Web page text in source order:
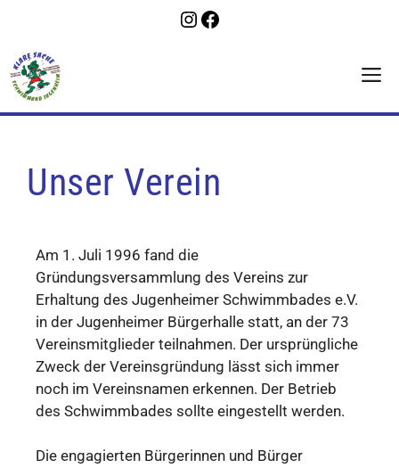
Unser Verein
Am 1. Juli 1996 fand die
Gründungsversammlung des Vereins zur
Erhaltung des Jugenheimer Schwimmbades e.V.
in der Jugenheimer Bürgerhalle statt, an der 73
Vereinsmitglieder teilnahmen. Der ursprüngliche
Zweck der Vereinsgründung lässt sich immer
noch im Vereinsnamen erkennen. Der Betrieb
des Schwimmbades sollte eingestellt werden.
Die engagierten Bürgerinnen und Bürger